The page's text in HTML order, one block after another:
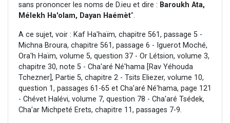
sans prononcer les noms de D.ieu et dire : Baroukh Ata,
Mélekh Ha'olam, Dayan Haémèt".
A ce sujet, voir : Kaf Ha'haïm, chapitre 561, passage 5 -
Michna Broura, chapitre 561, passage 6 - Iguerot Moché,
Ora'h Haïm, volume 5, question 37 - Or Létsion, volume 3,
chapitre 30, note 5 - Cha'aré Né'hama [Rav Yéhouda
Tchezner], Partie 5, chapitre 2 - Tsits Eliezer, volume 10,
question 1, passages 61-65 et Cha'aré Né'hama, page 121
- Chévet Halévi, volume 7, question 78 - Cha'aré Tsédek,
Cha'ar Michpeté Erets, chapitre 11, passages 7-9.